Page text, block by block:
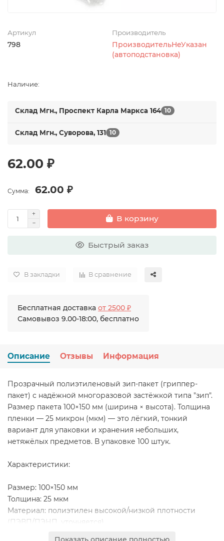
Артикул
798
Производитель
ПроизводительНеУказан
(автоподстановка)
Наличие:
Склад Мгн., Проспект Карла Маркса 164 10
Склад Мгн., Суворова, 131 10
62.00 ₽
Сумма: 62.00 ₽
В корзину
Быстрый заказ
В закладки В сравнение
Бесплатная доставка от 2500 ₽
Самовывоз 9.00-18:00, бесплатно
Описание Отзывы Информация
Прозрачный полиэтиленовый зип-пакет (гриппер-
пакет) с надёжной многоразовой застёжкой типа "зип".
Размер пакета 100×150 мм (ширина × высота). Толщина
пленки — 25 микрон (мкм) — это лёгкий, тонкий
вариант для упаковки и хранения небольших,
нетяжёлых предметов. В упаковке 100 штук.
Характеристики:
Размер: 100×150 мм
Толщина: 25 мкм
Материал: полиэтилен высокой/низкой плотности
(ПЭВП/ПЭНП, уточняется)